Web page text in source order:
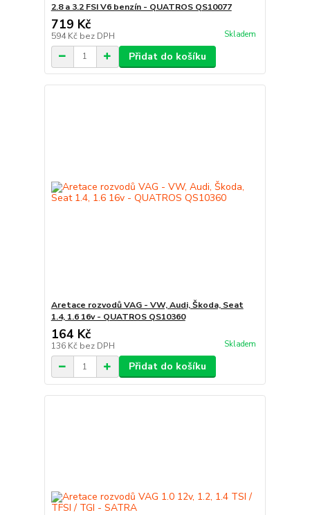
2.8 a 3.2 FSI V6 benzín - QUATROS QS10077
719 Kč
594 Kč bez DPH Skladem
Přidat do košíku
Aretace rozvodů VAG - VW, Audi, Škoda, Seat
1.4, 1.6 16v - QUATROS QS10360
164 Kč
136 Kč bez DPH Skladem
Přidat do košíku